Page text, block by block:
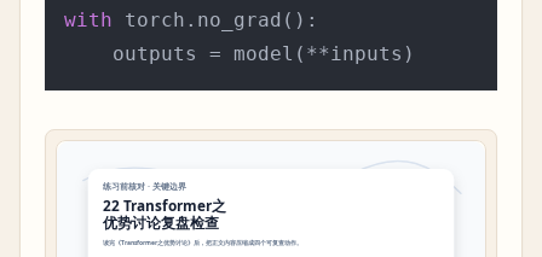
with torch.no_grad():